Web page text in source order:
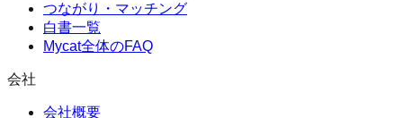
つながり・マッチング
白書一覧
Mycat全体のFAQ
会社
会社概要